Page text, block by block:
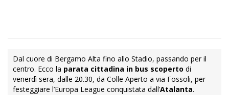
Dal cuore di Bergamo Alta fino allo Stadio, passando per il
centro. Ecco la parata cittadina in bus scoperto di
venerdì sera, dalle 20.30, da Colle Aperto a via Fossoli, per
festeggiare l’Europa League conquistata dall’Atalanta.